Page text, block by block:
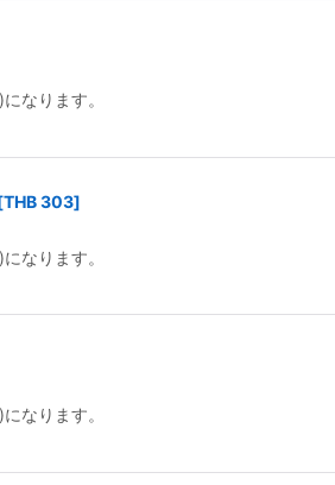
なります。
THB 303]
なります。
なります。